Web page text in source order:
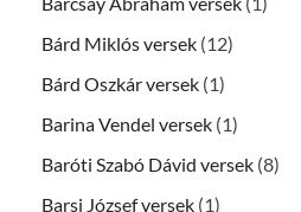
Bárd Miklós versek (12)
Bárd Oszkár versek (1)
Barina Vendel versek (1)
Baróti Szabó Dávid versek (8)
Barsi József versek (1)